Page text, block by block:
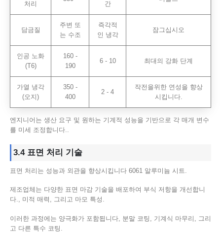
처리 간
담금질
주변 또
는 수조
즉각적
인 냉각
잠그십시오
인공 노화
(T6)
160 -
190
6 - 10 최대의 강화 단계
가열 냉각
(오지)
350 -
400
2 - 4
작전을위한 연성을 향상
시킵니다.
엔지니어는 생산 요구 및 원하는 기계적 성능을 기반으로 각 매개 변수
를 미세 조정합니다..
3.4 표면 처리 기술
표면 처리는 성능과 외관을 향상시킵니다 6061 알루미늄 시트.
제조업체는 다양한 표면 마감 기술을 배포하여 부식 저항을 개선합니
다., 미적 매력, 그리고 마모 특성.
이러한 과정에는 양극화가 포함됩니다, 분말 코팅, 기계식 마무리, 그리
고 다른 특수 코팅.